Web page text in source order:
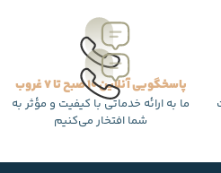
پاسخگویی آنلاین 10 صبح تا 7 غروب
ما به ارائه خدماتی با کیفیت و مؤثر به
شما افتخار می‌کنیم